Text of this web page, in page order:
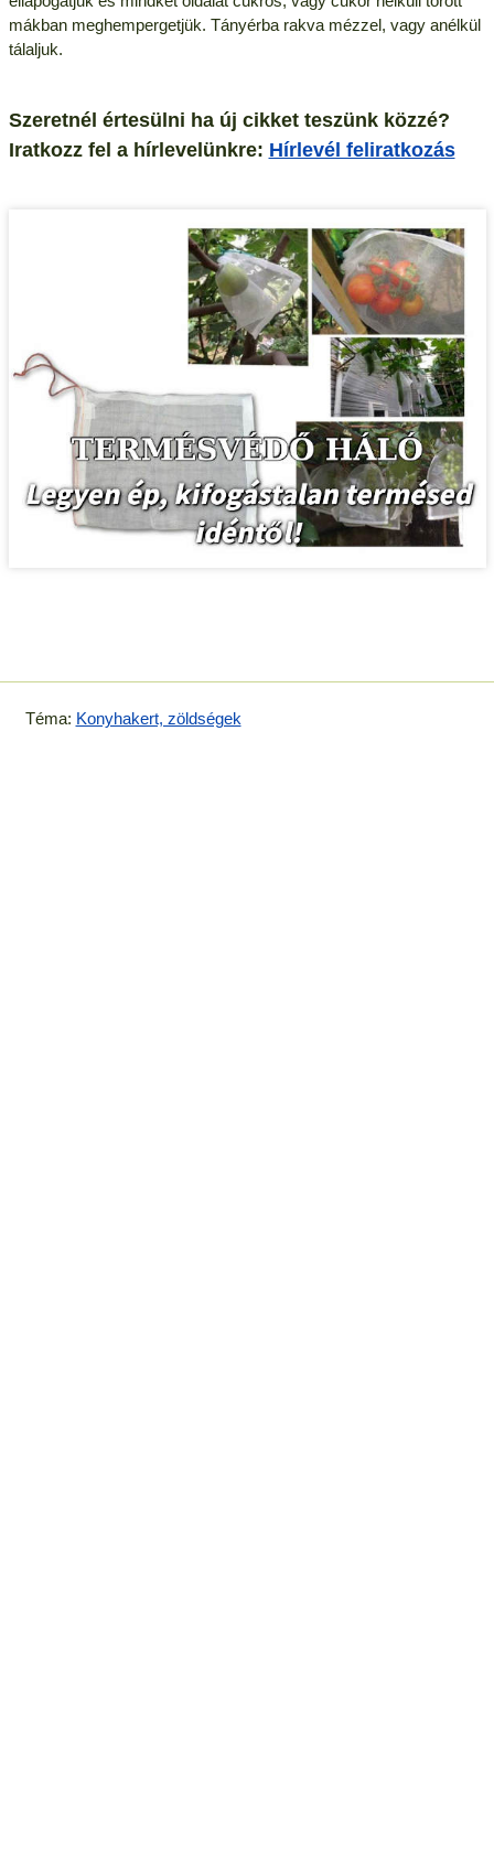
mákban meghempergetjük. Tányérba rakva mézzel, vagy anélkül
tálaljuk.
Szeretnél értesülni ha új cikket teszünk közzé?
Iratkozz fel a hírlevelünkre: Hírlevél feliratkozás
Téma: Konyhakert, zöldségek